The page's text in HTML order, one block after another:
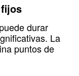
durar
La
puntos de